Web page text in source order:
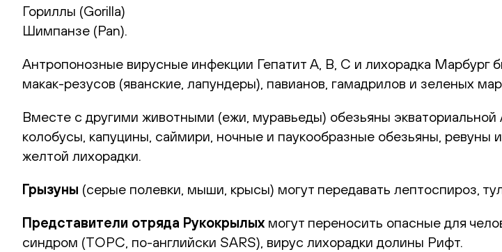
Гориллы (Gorilla)
Шимпанзе (Pan).
Антропонозные вирусные инфекции Гепатит А, В, С и лихорадка Марбург
макак-резусов (яванские, лапундеры), павианов, гамадрилов и зеленых
Вместе с другими животными (ежи, муравьеды) обезьяны
колобусы, капуцины, саймири, ночные и паукообразные обезьяны, ревуны
желтой лихорадки.
Грызуны (серые полевки, мыши, крысы) могут передавать лептоспироз,
Представители отряда Рукокрылых могут переносить опасные для
синдром (ТОРС, по-английски SARS), вирус лихорадки долины Рифт.